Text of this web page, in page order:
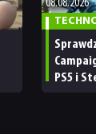
08.08.2026
PS5 i